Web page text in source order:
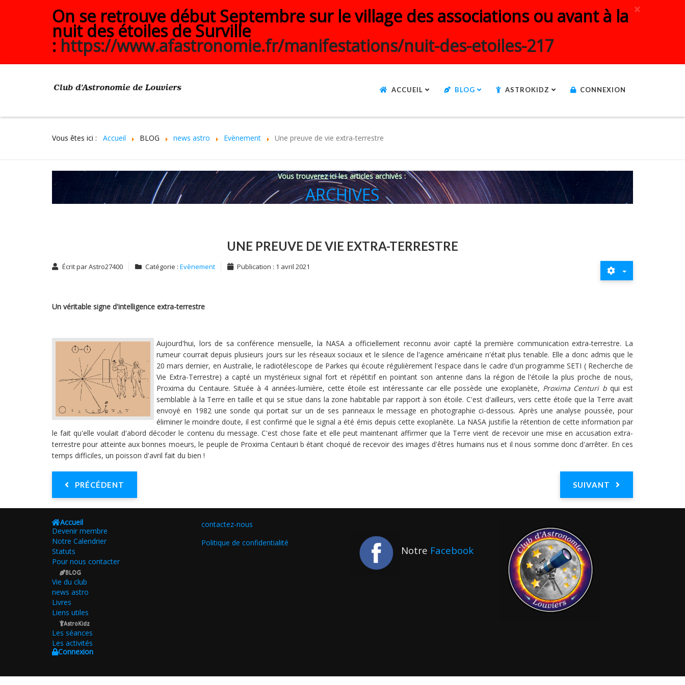
×
On se retrouve début Septembre sur le village des associations ou avant à la
nuit des étoiles de Surville
: https://www.afastronomie.fr/manifestations/nuit-des-etoiles-217
ACCUEIL BLOG ASTROKIDZ CONNEXION
Vous êtes ici : Accueil BLOG news astro Evènement Une preuve de vie extra-terrestre
Vous trouverez ici les articles archivés :
ARCHIVES
UNE PREUVE DE VIE EXTRA-TERRESTRE
Écrit parAstro27400 Catégorie :Evènement Publication : 1 avril 2021
Un véritable signe d'intelligence extra-terrestre
Aujourd'hui, lors de sa conférence mensuelle, la NASA a officiellement reconnu avoir capté la première communication extra-terrestre. La
rumeur courrait depuis plusieurs jours sur les réseaux sociaux et le silence de l'agence américaine n'était plus tenable. Elle a donc admis que le
20 mars dernier, en Australie, le radiotélescope de Parkes qui écoute régulièrement l'espace dans le cadre d'un programme SETI ( Recherche de
Vie Extra-Terrestre) a capté un mystérieux signal fort et répétitif en pointant son antenne dans la région de l'étoile la plus proche de nous,
Proxima du Centaure. Située à 4 années-lumière, cette étoile est intéressante car elle possède une exoplanète, Proxima Centuri b qui est
semblable à la Terre en taille et qui se situe dans la zone habitable par rapport à son étoile. C'est d'ailleurs, vers cette étoile que la Terre avait
envoyé en 1982 une sonde qui portait sur un de ses panneaux le message en photographie ci-dessous. Après une analyse poussée, pour
éliminer le moindre doute, il est confirmé que le signal a été émis depuis cette exoplanète. La NASA justifie la rétention de cette information par
le fait qu'elle voulait d'abord décoder le contenu du message. C'est chose faite et elle peut maintenant affirmer que la Terre vient de recevoir une mise en accusation extra-
terrestre pour atteinte aux bonnes moeurs, le peuple de Proxima Centauri b étant choqué de recevoir des images d'êtres humains nus et il nous somme donc d'arrêter. En ces
temps difficiles, un poisson d'avril fait du bien !
PRÉCÉDENT SUIVANT
Accueil
Devenir membre
Notre Calendrier
Statuts
Pour nous contacter
BLOG
Vie du club
news astro
Livres
Liens utiles
AstroKidz
Les séances
Les activités
Connexion
contactez-nous
Politique de confidentialité
Notre Facebook